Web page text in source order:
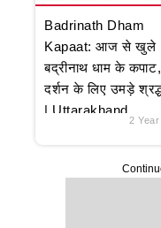
Badrinath Dham
Kapaat: आज से खुले
बद्रीनाथ धाम के कपाट,
दर्शन के लिए उमड़े
| Uttarakhand
2